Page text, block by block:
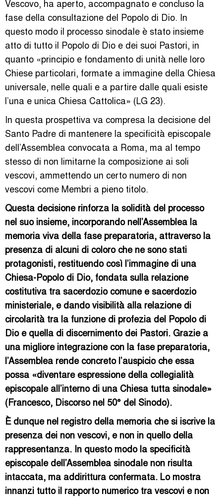
Vescovo, ha aperto, accompagnato e concluso la
fase della consultazione del Popolo di Dio. In
questo modo il processo sinodale è stato insieme
atto di tutto il Popolo di Dio e dei suoi Pastori, in
quanto «principio e fondamento di unità nelle loro
Chiese particolari, formate a immagine della Chiesa
universale, nelle quali e a partire dalle quali esiste
l’una e unica Chiesa Cattolica» (LG 23).
In questa prospettiva va compresa la decisione del
Santo Padre di mantenere la specificità episcopale
dell’Assemblea convocata a Roma, ma al tempo
stesso di non limitarne la composizione ai soli
vescovi, ammettendo un certo numero di non
vescovi come Membri a pieno titolo.
Questa decisione rinforza la solidità del processo
nel suo insieme, incorporando nell’Assemblea la
memoria viva della fase preparatoria, attraverso la
presenza di alcuni di coloro che ne sono stati
protagonisti, restituendo così l’immagine di una
Chiesa-Popolo di Dio, fondata sulla relazione
costitutiva tra sacerdozio comune e sacerdozio
ministeriale, e dando visibilità alla relazione di
circolarità tra la funzione di profezia del Popolo di
Dio e quella di discernimento dei Pastori. Grazie a
una migliore integrazione con la fase preparatoria,
l’Assemblea rende concreto l’auspicio che essa
possa «diventare espressione della collegialità
episcopale all’interno di una Chiesa tutta sinodale»
(Francesco, Discorso nel 50° del Sinodo).
È dunque nel registro della memoria che si iscrive la
presenza dei non vescovi, e non in quello della
rappresentanza. In questo modo la specificità
episcopale dell’Assemblea sinodale non risulta
intaccata, ma addirittura confermata. Lo mostra
innanzi tutto il rapporto numerico tra vescovi e non